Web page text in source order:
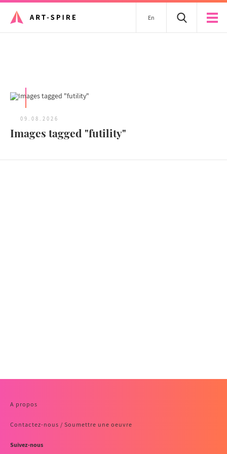
En
09.08.2026
Images tagged "futility"
A propos
Contactez-nous / Soumettre une oeuvre
Suivez-nous